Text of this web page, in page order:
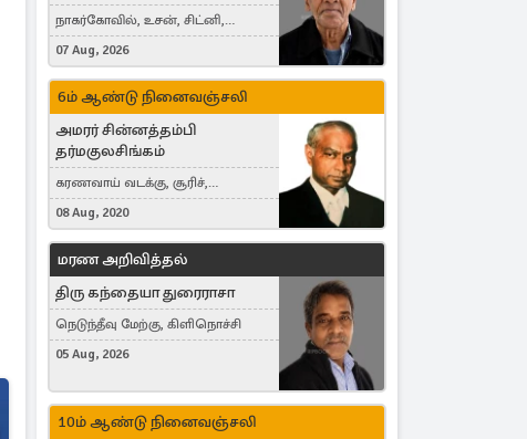
நாகர்கோவில், உசன், சிட்னி,
Australia
07 Aug, 2026
6ம் ஆண்டு நினைவஞ்சலி
அமரர் சின்னத்தம்பி
தர்மகுலசிங்கம்
கரணவாய் வடக்கு, சூரிச்,
Switzerland
08 Aug, 2020
மரண அறிவித்தல்
திரு கந்தையா துரைராசா
நெடுந்தீவு மேற்கு, கிளிநொச்சி
05 Aug, 2026
10ம் ஆண்டு நினைவஞ்சலி